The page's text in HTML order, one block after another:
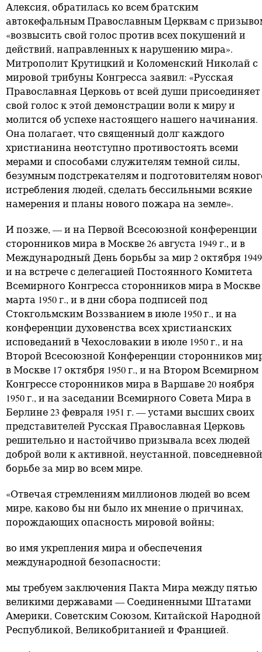
Алексия, обратилась ко всем братским
автокефальным Православным Церквам с
«возвысить свой голос против всех покушений и
действий, направленных к нарушению мира».
Митрополит Крутицкий и Коломенский Николай с
мировой трибуны Конгресса заявил: «Русская
Православная Церковь от всей души присоединяет
свой голос к этой демонстрации воли к миру и
молится об успехе настоящего нашего начинания.
Она полагает, что священный долг каждого
христианина неотступно противостоять всеми
мерами и способами служителям темной силы,
безумным подстрекателям и подготовителям
истребления людей, сделать бессильными всякие
намерения и планы нового пожара на земле».
И позже, — и на Первой Всесоюзной конференции
сторонников мира в Москве 26 августа 1949 г., и в
Международный День борьбы за мир 2 октября 1949
и на встрече с делегацией Постоянного Комитета
Всемирного Конгресса сторонников мира в Москве
марта 1950 г., и в дни сбора подписей под
Стокгольмским Воззванием в июле 1950 г., и на
конференции духовенства всех христианских
исповеданий в Чехословакии в июле 1950 г., и на
Второй Всесоюзной Конференции сторонников
в Москве 17 октября 1950 г., и на Втором Всемирном
Конгрессе сторонников мира в Варшаве 20 ноября
1950 г., и на заседании Всемирного Совета Мира в
Берлине 23 февраля 1951 г. — устами высших своих
представителей Русская Православная Церковь
решительно и настойчиво призывала всех людей
доброй воли к активной, неустанной, повседневной
борьбе за мир во всем мире.
«Отвечая стремлениям миллионов людей во всем
мире, каково бы ни было их мнение о причинах,
порождающих опасность мировой войны;
во имя укрепления мира и обеспечения
международной безопасности;
мы требуем заключения Пакта Мира между пятью
великими державами — Соединенными Штатами
Америки, Советским Союзом, Китайской Народной
Республикой, Великобританией и Францией.